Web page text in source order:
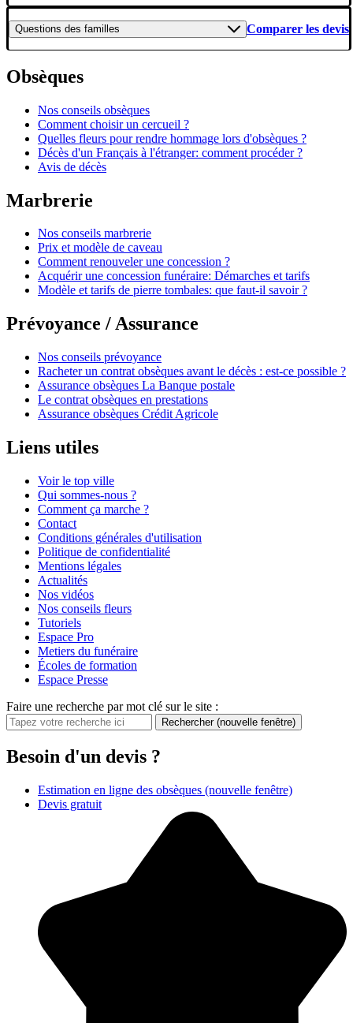
Questions des familles Comparer les devis
Obsèques
Nos conseils obsèques
Comment choisir un cercueil ?
Quelles fleurs pour rendre hommage lors d'obsèques ?
Décès d'un Français à l'étranger: comment procéder ?
Avis de décès
Marbrerie
Nos conseils marbrerie
Prix et modèle de caveau
Comment renouveler une concession ?
Acquérir une concession funéraire: Démarches et tarifs
Modèle et tarifs de pierre tombales: que faut-il savoir ?
Prévoyance / Assurance
Nos conseils prévoyance
Racheter un contrat obsèques avant le décès : est-ce possible ?
Assurance obsèques La Banque postale
Le contrat obsèques en prestations
Assurance obsèques Crédit Agricole
Liens utiles
Voir le top ville
Qui sommes-nous ?
Comment ça marche ?
Contact
Conditions générales d'utilisation
Politique de confidentialité
Mentions légales
Actualités
Nos vidéos
Nos conseils fleurs
Tutoriels
Espace Pro
Metiers du funéraire
Écoles de formation
Espace Presse
Faire une recherche par mot clé sur le site :
Rechercher (nouvelle fenêtre)
Besoin d'un devis ?
Estimation en ligne des obsèques (nouvelle fenêtre)
Devis gratuit